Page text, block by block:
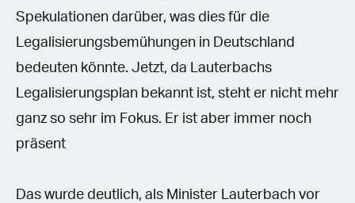
Spekulationen darüber, was dies für die
Legalisierungsbemühungen in Deutschland
bedeuten könnte. Jetzt, da Lauterbachs
Legalisierungsplan bekannt ist, steht er nicht mehr
ganz so sehr im Fokus. Er ist aber immer noch
präsent
Das wurde deutlich, als Minister Lauterbach vor